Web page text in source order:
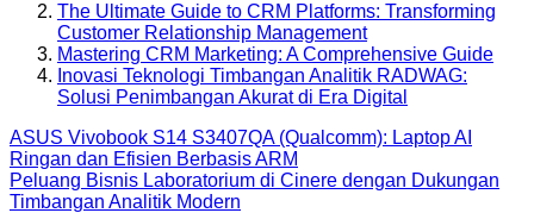
The Ultimate Guide to CRM Platforms: Transforming
Customer Relationship Management
Mastering CRM Marketing: A Comprehensive Guide
Inovasi Teknologi Timbangan Analitik RADWAG:
Solusi Penimbangan Akurat di Era Digital
ASUS Vivobook S14 S3407QA (Qualcomm): Laptop AI
Ringan dan Efisien Berbasis ARM
Peluang Bisnis Laboratorium di Cinere dengan Dukungan
Timbangan Analitik Modern